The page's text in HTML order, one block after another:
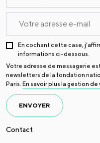
En cochant cette case,
informations ci-dessous.
Votre adresse de messagerie
newsletters de la fondation
Paris. En savoir plus la gestion
ENVOYER
Contact